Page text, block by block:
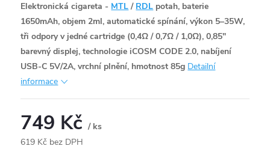
Elektronická cigareta - MTL / RDL potah, baterie
1650mAh, objem 2ml, automatické spínání, výkon 5–35W,
tři odpory v jedné cartridge (0,4Ω / 0,7Ω / 1,0Ω), 0,85"
barevný displej, technologie iCOSM CODE 2.0, nabíjení
USB-C 5V/2A, vrchní plnění, hmotnost 85g Detailní
informace
749 Kč/ ks
619 Kč bez DPH